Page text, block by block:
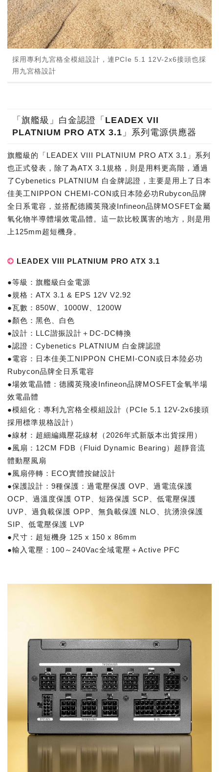
採用專利九宮格全模組設計，連PCIe 5.1 12V-2x6接頭也採
用九宮格設計
「旗艦級」白金認證「LEADEX VII
PLATNIUM PRO ATX 3.1」系列電源供應器
旗艦級的「LEADEX VIII PLATNIUM PRO ATX 3.1」系列
也正式發表，除了為ATX 3.1規格，則是用料更高階，通過
了Cybenetics PLATNIUM 白金牌認證，主要是用上了日本
佳美工NIPPON CHEMI-CON或日本陸必功Rubycon品牌
全日系電容，並搭配德國英飛凌Infineon品牌MOSFET金屬
氧化物半導體場效電晶體。這一款比較厲害的地方，則是用
上125mm超短機身。
LEADEX VIII PLATNIUM PRO ATX 3.1
●等級：旗艦級白金電源
●規格：ATX 3.1 & EPS 12V V2.92
●瓦數：850W、1000W、1200W
●顏色：黑色、白色
●設計：LLC諧振設計＋DC-DC轉換
●認證：Cybenetics PLATNIUM 白金牌認證
●電容：日本佳美工NIPPON CHEMI-CON或日本陸必功
Rubycon品牌全日系電容
●場效電晶體：德國英飛凌Infineon品牌MOSFET金氧半場
效電晶體
●模組化：專利九宮格全模組設計（PCIe 5.1 12V-2x6接頭
採用標準規格設計）
●線材：超細編織壓花線材（2026年式新版本出貨採用）
●風扇：12CM FDB（Fluid Dynamic Bearing）超靜音流
體動壓風扇
●風扇停轉：ECO實體按鍵設計
●保護設計：9種保護：過電壓保護 OVP、過電流保護
OCP、過溫度保護 OTP、短路保護 SCP、低電壓保護
UVP、過負載保護 OPP、無負載保護 NLO、抗湧浪保護
SIP、低電壓保護 LVP
●尺寸：超短機身 125 x 150 x 86mm
●輸入電壓：100～240Vac全域電壓＋Active PFC